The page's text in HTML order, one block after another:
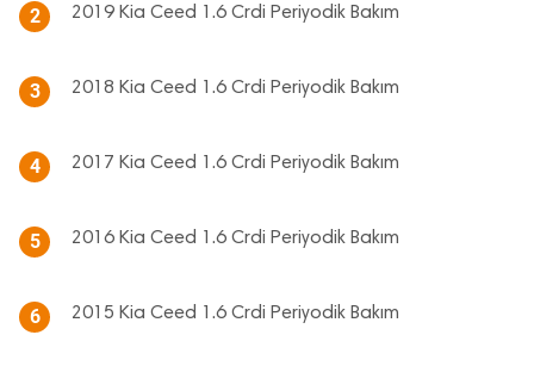
2 2019 Kia Ceed 1.6 Crdi Periyodik Bakım
3 2018 Kia Ceed 1.6 Crdi Periyodik Bakım
4 2017 Kia Ceed 1.6 Crdi Periyodik Bakım
5 2016 Kia Ceed 1.6 Crdi Periyodik Bakım
6 2015 Kia Ceed 1.6 Crdi Periyodik Bakım